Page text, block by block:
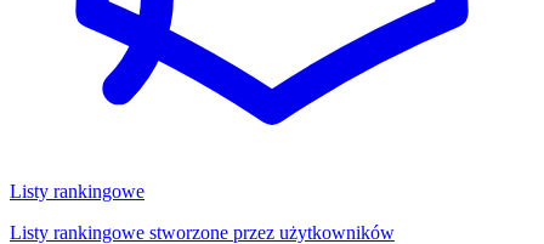
Listy rankingowe
Listy rankingowe stworzone przez użytkowników